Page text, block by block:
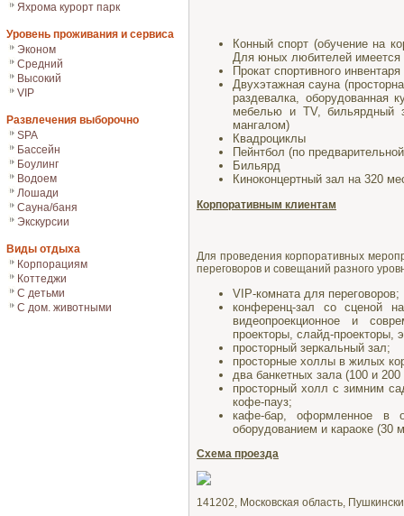
Яхрома курорт парк
Уровень проживания и сервиса
Эконом
Средний
Высокий
VIP
Развлечения выборочно
SPA
Бассейн
Боулинг
Водоем
Лошади
Сауна/баня
Экскурсии
Виды отдыха
Корпорациям
Коттеджи
С детьми
С дом. животными
Конный спорт (обучение на
Для юных любителей имеется
Прокат спортивного
Двухэтажная сауна
раздевалка, оборудованная
мебелью и TV, бильярдный
мангалом)
Квадроциклы
Пейнтбол (по
Бильярд
Киноконцертный зал на 320
Корпоративным клиентам
Для проведения корпоративных
переговоров и совещаний разного
VIP-комната для переговоров;
конференц-зал со сценой
видеопроекционное и
проекторы, слайд-проекторы,
просторный зеркальный зал;
просторные холлы в жилых
два банкетных зала (100 и
просторный холл с зимним
кофе-пауз;
кафе-бар, оформленное в
оборудованием и караоке (30
Схема проезда
141202, Московская область,